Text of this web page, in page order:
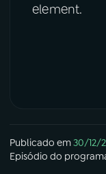
element.
Publicado em30/12/
Episódio do